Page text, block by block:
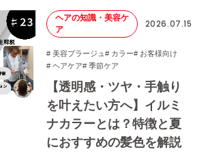
ヘアの知識・美容ケ
ア
2026.07.15
# 美容プラージュ# カラー# お客様向け
# ヘアケア# 季節ケア
【透明感・ツヤ・手触り
を叶えたい方へ】イルミ
ナカラーとは？特徴と夏
におすすめの髪色を解説